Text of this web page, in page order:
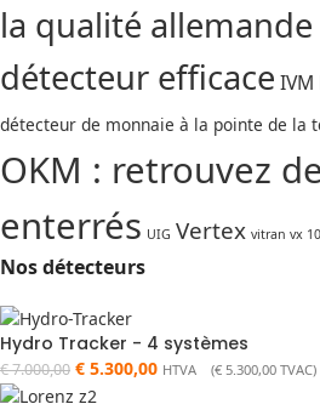
la qualité
détecteur efficace
détecteur de monnaie à la pointe de la
OKM : retrouvez
enterrés UIG Vertex vitran vx 10
Nos détecteurs
Hydro Tracker - 4 systèmes
€7.000,00 € 5.300,00 HTVA (€ 5.300,00 TVAC)